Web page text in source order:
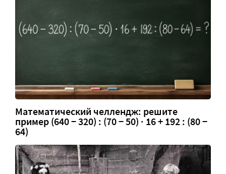
Математический челлендж: решите
пример (640 − 320) : (70 − 50) · 16 + 192 : (80 −
64)